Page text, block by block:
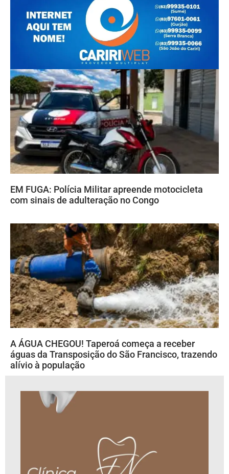
EM FUGA: Polícia Militar apreende motocicleta
com sinais de adulteração no Congo
A ÁGUA CHEGOU! Taperoá começa a receber
águas da Transposição do São Francisco, trazendo
alívio à população